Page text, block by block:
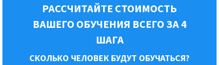
РАССЧИТАЙТЕ СТОИМОСТЬ
ВАШЕГО ОБУЧЕНИЯ ВСЕГО ЗА 4
ШАГА
СКОЛЬКО ЧЕЛОВЕК БУДУТ ОБУЧАТЬСЯ?